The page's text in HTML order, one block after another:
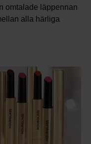
omtalade läppennan
alla härliga